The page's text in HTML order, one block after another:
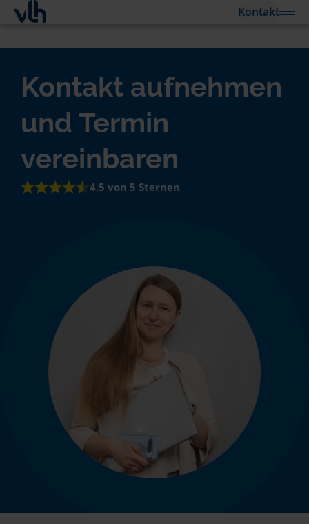
Kontakt
Kontakt aufnehmen
und Termin
vereinbaren
4.5 von 5 Sternen